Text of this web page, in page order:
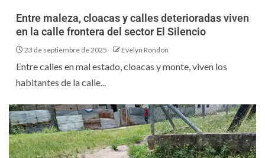
Entre maleza, cloacas y calles deterioradas viven
en la calle frontera del sector El Silencio
23 de septiembre de 2025 Evelyn Rondón
Entre calles en mal estado, cloacas y monte, viven los
habitantes de la calle...